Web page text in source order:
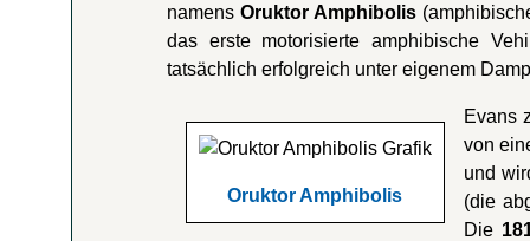
namens Oruktor Amphibolis
das erste motorisierte amphibische
tatsächlich erfolgreich unter eigenem
Oruktor Amphibolis
Evans
von
und
(die
Die